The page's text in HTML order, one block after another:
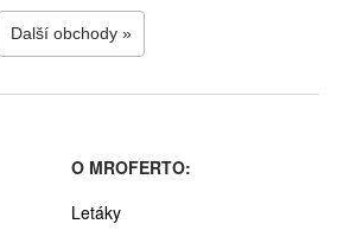
Další obchody »
O MROFERTO:
Letáky